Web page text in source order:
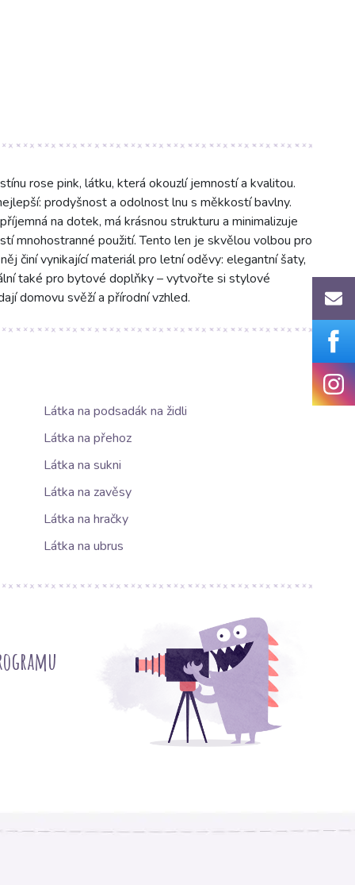
rose pink, látku, která okouzlí jemností a kvalitou.
prodyšnost a odolnost lnu s měkkostí bavlny.
na dotek, má krásnou strukturu a minimalizuje
mnohostranné použití. Tento len je skvělou volbou pro
činí vynikající materiál pro letní oděvy: elegantní šaty,
také pro bytové doplňky – vytvořte si stylové
domovu svěží a přírodní vzhled.
Látka na podsadák na židli
Látka na přehoz
Látka na sukni
Látka na zavěsy
Látka na hračky
Látka na ubrus